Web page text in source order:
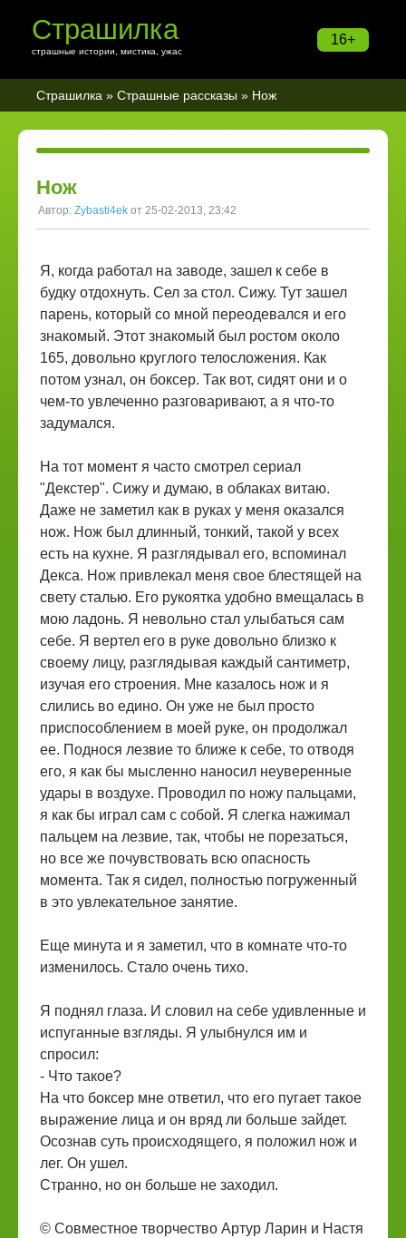
16+
Страшилка
страшные истории, мистика, ужас
Страшилка » Страшные рассказы » Нож
Нож
Автор: Zybasti4ek от 25-02-2013, 23:42
Я, когда работал на заводе, зашел к себе в
будку отдохнуть. Сел за стол. Сижу. Тут зашел
парень, который со мной переодевался и его
знакомый. Этот знакомый был ростом около
165, довольно круглого телосложения. Как
потом узнал, он боксер. Так вот, сидят они и о
чем-то увлеченно разговаривают, а я что-то
задумался.
На тот момент я часто смотрел сериал
"Декстер". Сижу и думаю, в облаках витаю.
Даже не заметил как в руках у меня оказался
нож. Нож был длинный, тонкий, такой у всех
есть на кухне. Я разглядывал его, вспоминал
Декса. Нож привлекал меня свое блестящей на
свету сталью. Его рукоятка удобно вмещалась в
мою ладонь. Я невольно стал улыбаться сам
себе. Я вертел его в руке довольно близко к
своему лицу, разглядывая каждый сантиметр,
изучая его строения. Мне казалось нож и я
слились во едино. Он уже не был просто
приспособлением в моей руке, он продолжал
ее. Поднося лезвие то ближе к себе, то отводя
его, я как бы мысленно наносил неуверенные
удары в воздухе. Проводил по ножу пальцами,
я как бы играл сам с собой. Я слегка нажимал
пальцем на лезвие, так, чтобы не порезаться,
но все же почувствовать всю опасность
момента. Так я сидел, полностью погруженный
в это увлекательное занятие.
Еще минута и я заметил, что в комнате что-то
изменилось. Стало очень тихо.
Я поднял глаза. И словил на себе удивленные и
испуганные взгляды. Я улыбнулся им и
спросил:
- Что такое?
На что боксер мне ответил, что его пугает такое
выражение лица и он вряд ли больше зайдет.
Осознав суть происходящего, я положил нож и
лег. Он ушел.
Странно, но он больше не заходил.
© Совместное творчество Артур Ларин и Настя